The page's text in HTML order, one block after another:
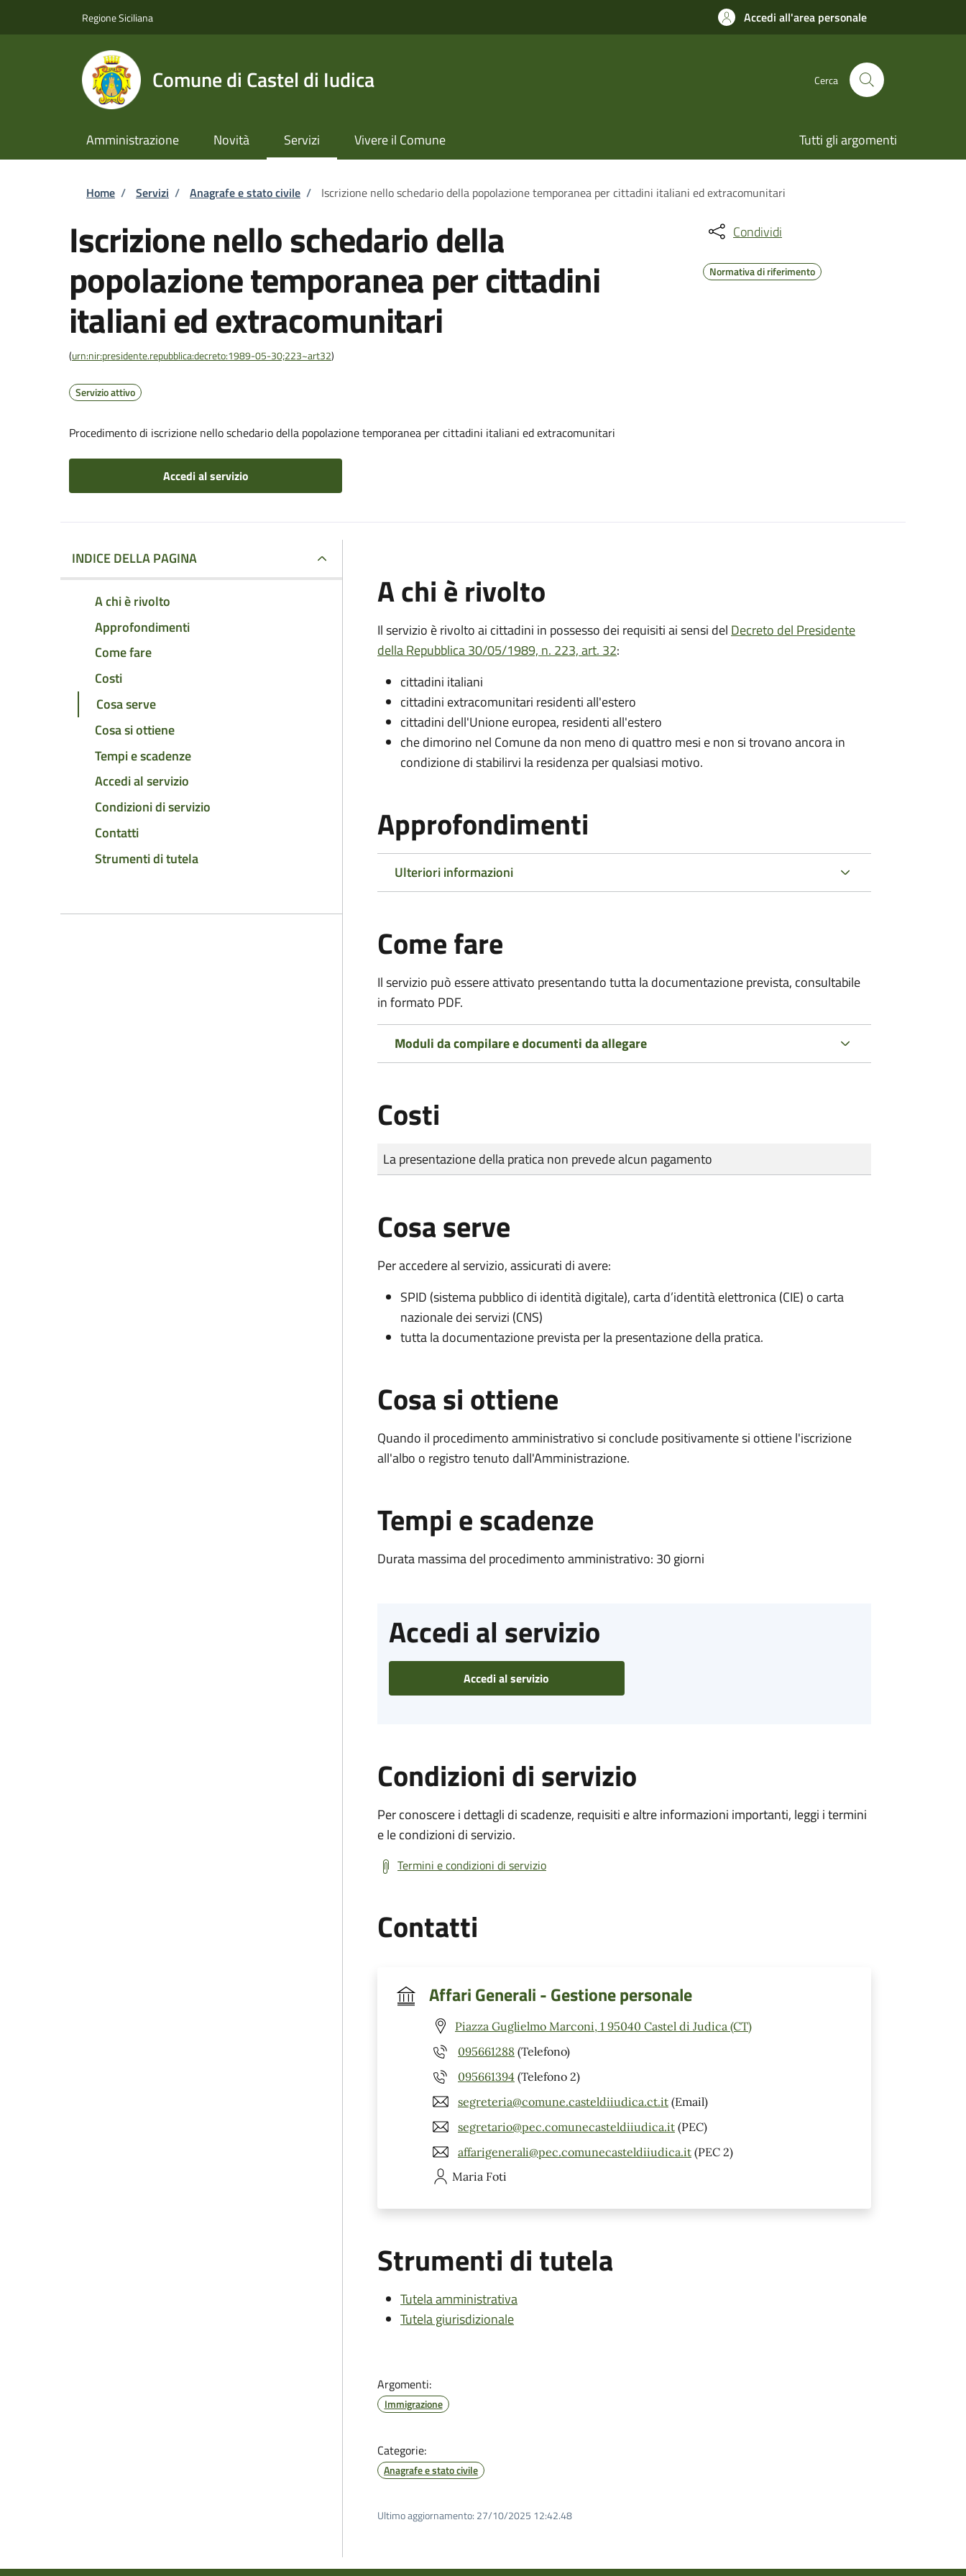
Regione Siciliana Accedi all'area personale
Comune di Castel di Iudica Cerca
Amministrazione Novità Servizi Vivere il Comune Tutti gli argomenti
Briciole di pane
Home / Servizi / Anagrafe e stato civile / Iscrizione nello schedario della popolazione temporanea per cittadini italiani ed extracomunitari
Iscrizione nello schedario della
popolazione temporanea per cittadini
italiani ed extracomunitari
(urn:nir:presidente.repubblica:decreto:1989-05-30;223~art32)
Servizio attivo
Procedimento di iscrizione nello schedario della popolazione temporanea per cittadini italiani ed extracomunitari
Accedi al servizio
Condividi
Normativa di riferimento
INDICE DELLA PAGINA
A chi è rivolto
Approfondimenti
Come fare
Costi
Cosa serve
Cosa si ottiene
Tempi e scadenze
Accedi al servizio
Condizioni di servizio
Contatti
Strumenti di tutela
A chi è rivolto
Il servizio è rivolto ai cittadini in possesso dei requisiti ai sensi del Decreto del Presidente
della Repubblica 30/05/1989, n. 223, art. 32:
cittadini italiani
cittadini extracomunitari residenti all'estero
cittadini dell'Unione europea, residenti all'estero
che dimorino nel Comune da non meno di quattro mesi e non si trovano ancora in
condizione di stabilirvi la residenza per qualsiasi motivo.
Approfondimenti
Ulteriori informazioni
Come fare
Il servizio può essere attivato presentando tutta la documentazione prevista, consultabile
in formato PDF.
Moduli da compilare e documenti da allegare
Costi
Tipo di pagamento
Importo
La presentazione della pratica non prevede alcun pagamento
Cosa serve
Per accedere al servizio, assicurati di avere:
SPID (sistema pubblico di identità digitale), carta d’identità elettronica (CIE) o carta
nazionale dei servizi (CNS)
tutta la documentazione prevista per la presentazione della pratica.
Cosa si ottiene
Quando il procedimento amministrativo si conclude positivamente si ottiene l'iscrizione
all'albo o registro tenuto dall'Amministrazione.
Tempi e scadenze
Durata massima del procedimento amministrativo: 30 giorni
Accedi al servizio
Accedi al servizio
Condizioni di servizio
Per conoscere i dettagli di scadenze, requisiti e altre informazioni importanti, leggi i termini
e le condizioni di servizio.
Termini e condizioni di servizio
Contatti
Affari Generali - Gestione personale
Piazza Guglielmo Marconi, 1 95040 Castel di Judica (CT)
095661288 (Telefono)
095661394 (Telefono 2)
segreteria@comune.casteldiiudica.ct.it (Email)
segretario@pec.comunecasteldiiudica.it (PEC)
affarigenerali@pec.comunecasteldiiudica.it (PEC 2)
Maria Foti
Strumenti di tutela
Tutela amministrativa
Tutela giurisdizionale
Argomenti:
Immigrazione
Categorie:
Anagrafe e stato civile
Ultimo aggiornamento: 27/10/2025 12:42.48